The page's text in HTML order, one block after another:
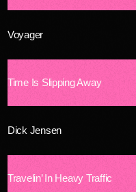
Voyager
Time Is Slipping Away
Dick Jensen
Travelin’ In Heavy Traffic